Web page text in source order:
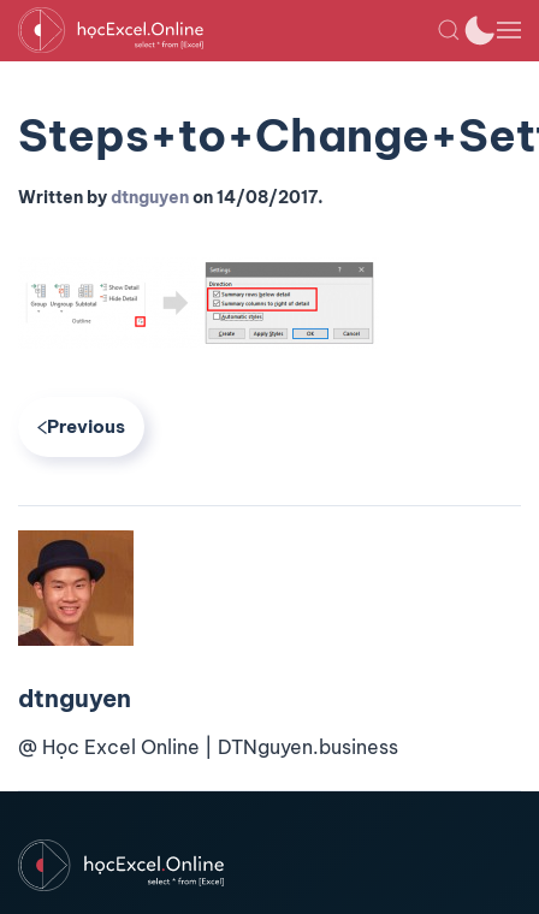
Written bydtnguyenon14/08/2017.
Previous
dtnguyen
@ Học Excel Online | DTNguyen.business